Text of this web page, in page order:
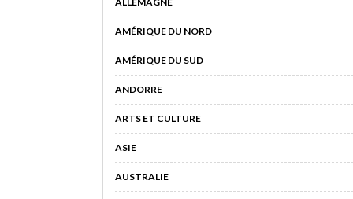
AMÉRIQUE DU NORD
AMÉRIQUE DU SUD
ANDORRE
ARTS ET CULTURE
ASIE
AUSTRALIE